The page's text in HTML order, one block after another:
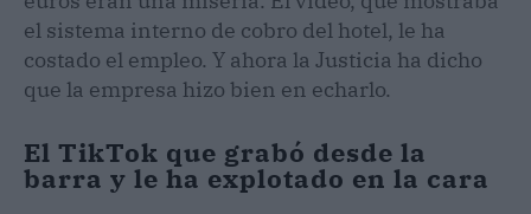
el sistema interno de cobro del hotel, le ha
costado el empleo. Y ahora la Justicia ha dicho
que la empresa hizo bien en echarlo.
El TikTok que grabó desde la
barra y le ha explotado en la cara